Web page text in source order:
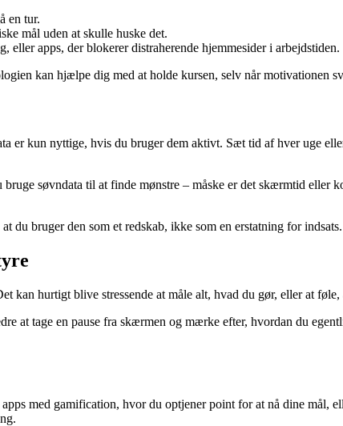
en tur.
mål uden at skulle huske det.
eller apps, der blokerer distraherende hjemmesider i arbejdstiden.
kan hjælpe dig med at holde kursen, selv når motivationen
er kun nyttige, hvis du bruger dem aktivt. Sæt tid af hver uge
søvndata til at finde mønstre – måske er det skærmtid
du bruger den som et redskab, ikke som en erstatning for indsats.
hurtigt blive stressende at måle alt, hvad du gør, eller at
at tage en pause fra skærmen og mærke efter, hvordan du
med gamification, hvor du optjener point for at nå dine mål,